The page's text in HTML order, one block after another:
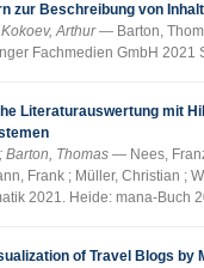
zur Beschreibung von
Arthur
Barton,
Fachmedien GmbH 2021
Literaturauswertung mit
Barton, Thomas
Nees,
Frank ; Müller, Christian ;
2021. Heide: mana-Buch
of Travel Blogs by